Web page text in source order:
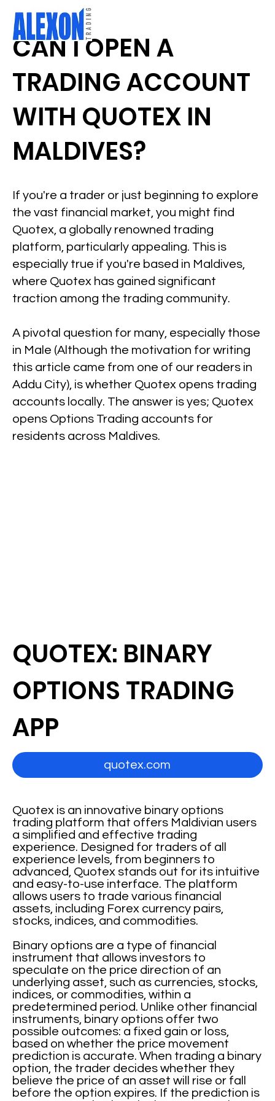
CAN I OPEN A
TRADING ACCOUNT
WITH QUOTEX IN
MALDIVES?
If you're a trader or just beginning to explore
the vast financial market, you might find
Quotex, a globally renowned trading
platform, particularly appealing. This is
especially true if you're based in Maldives,
where Quotex has gained significant
traction among the trading community.
A pivotal question for many, especially those
in Male (Although the motivation for writing
this article came from one of our readers in
Addu City), is whether Quotex opens trading
accounts locally. The answer is yes; Quotex
opens Options Trading accounts for
residents across Maldives.
Quotex is an innovative binary options
trading platform that offers Maldivian users
a simplified and effective trading
experience. Designed for traders of all
experience levels, from beginners to
advanced, Quotex stands out for its intuitive
and easy-to-use interface. The platform
allows users to trade various financial
assets, including Forex currency pairs,
stocks, indices, and commodities.
Binary options are a type of financial
instrument that allows investors to
speculate on the price direction of an
underlying asset, such as currencies, stocks,
indices, or commodities, within a
predetermined period. Unlike other financial
instruments, binary options offer two
possible outcomes: a fixed gain or loss,
based on whether the price movement
prediction is accurate. When trading a binary
option, the trader decides whether they
believe the price of an asset will rise or fall
before the option expires. If the prediction is
QUOTEX: BINARY
OPTIONS TRADING
APP
quotex.com